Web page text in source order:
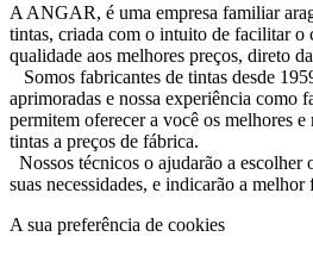
A ANGAR, é uma empresa familiar
tintas, criada com o intuito de facilitar o
qualidade aos melhores preços, direto
Somos fabricantes de tintas desde
aprimoradas e nossa experiência como
permitem oferecer a você os melhores
tintas a preços de fábrica.
Nossos técnicos o ajudarão a escolher
suas necessidades, e indicarão a
A sua preferência de cookies